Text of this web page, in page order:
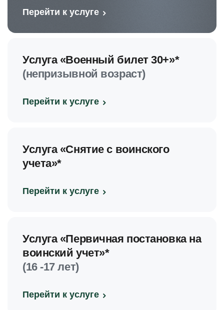
Перейти к услуге
Услуга «Военный билет 30+»*
(непризывной возраст)
Перейти к услуге
Услуга «Снятие с воинского
учета»*
Перейти к услуге
Услуга «Первичная постановка на
воинский учет»*
(16 -17 лет)
Перейти к услуге